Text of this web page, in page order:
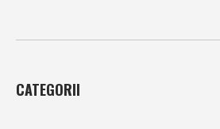
CATEGORII